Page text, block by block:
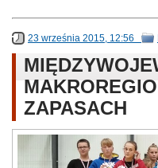
23 września 2015, 12:56
ZAPASACH